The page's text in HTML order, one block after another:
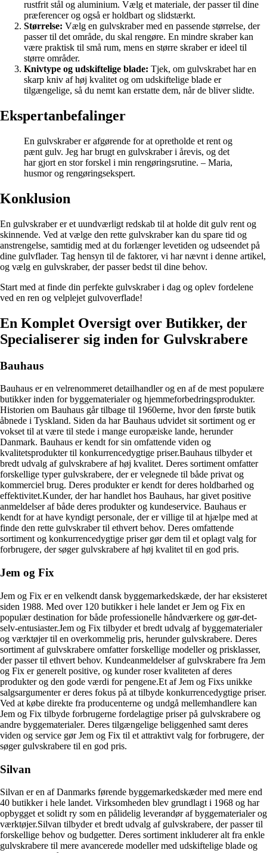
rustfrit stål og aluminium. Vælg et materiale, der passer til dine
præferencer og også er holdbart og slidstærkt.
Størrelse: Vælg en gulvskraber med en passende størrelse, der
passer til det område, du skal rengøre. En mindre skraber kan
være praktisk til små rum, mens en større skraber er ideel til
større områder.
Knivtype og udskiftelige blade: Tjek, om gulvskrabet har en
skarp kniv af høj kvalitet og om udskiftelige blade er
tilgængelige, så du nemt kan erstatte dem, når de bliver slidte.
Ekspertanbefalinger
En gulvskraber er afgørende for at opretholde et rent og
pænt gulv. Jeg har brugt en gulvskraber i årevis, og det
har gjort en stor forskel i min rengøringsrutine. – Maria,
husmor og rengøringsekspert.
Konklusion
En gulvskraber er et uundværligt redskab til at holde dit gulv rent og
skinnende. Ved at vælge den rette gulvskraber kan du spare tid og
anstrengelse, samtidig med at du forlænger levetiden og udseendet på
dine gulvflader. Tag hensyn til de faktorer, vi har nævnt i denne artikel,
og vælg en gulvskraber, der passer bedst til dine behov.
Start med at finde din perfekte gulvskraber i dag og oplev fordelene
ved en ren og velplejet gulvoverflade!
En Komplet Oversigt over Butikker, der
Specialiserer sig inden for Gulvskrabere
Bauhaus
Bauhaus er en velrenommeret detailhandler og en af de mest populære
butikker inden for byggematerialer og hjemmeforbedringsprodukter.
Historien om Bauhaus går tilbage til 1960erne, hvor den første butik
åbnede i Tyskland. Siden da har Bauhaus udvidet sit sortiment og er
vokset til at være til stede i mange europæiske lande, herunder
Danmark. Bauhaus er kendt for sin omfattende viden og
kvalitetsprodukter til konkurrencedygtige priser.Bauhaus tilbyder et
bredt udvalg af gulvskrabere af høj kvalitet. Deres sortiment omfatter
forskellige typer gulvskrabere, der er velegnede til både privat og
kommerciel brug. Deres produkter er kendt for deres holdbarhed og
effektivitet.Kunder, der har handlet hos Bauhaus, har givet positive
anmeldelser af både deres produkter og kundeservice. Bauhaus er
kendt for at have kyndigt personale, der er villige til at hjælpe med at
finde den rette gulvskraber til ethvert behov. Deres omfattende
sortiment og konkurrencedygtige priser gør dem til et oplagt valg for
forbrugere, der søger gulvskrabere af høj kvalitet til en god pris.
Jem og Fix
Jem og Fix er en velkendt dansk byggemarkedskæde, der har eksisteret
siden 1988. Med over 120 butikker i hele landet er Jem og Fix en
populær destination for både professionelle håndværkere og gør-det-
selv-entusiaster.Jem og Fix tilbyder et bredt udvalg af byggematerialer
og værktøjer til en overkommelig pris, herunder gulvskrabere. Deres
sortiment af gulvskrabere omfatter forskellige modeller og prisklasser,
der passer til ethvert behov. Kundeanmeldelser af gulvskrabere fra Jem
og Fix er generelt positive, og kunder roser kvaliteten af ​​deres
produkter og den gode værdi for pengene.Et af Jem og Fixs unikke
salgsargumenter er deres fokus på at tilbyde konkurrencedygtige priser.
Ved at købe direkte fra producenterne og undgå mellemhandlere kan
Jem og Fix tilbyde forbrugerne fordelagtige priser på gulvskrabere og
andre byggematerialer. Deres tilgængelige beliggenhed samt deres
viden og service gør Jem og Fix til et attraktivt valg for forbrugere, der
søger gulvskrabere til en god pris.
Silvan
Silvan er en af Danmarks førende byggemarkedskæder med mere end
40 butikker i hele landet. Virksomheden blev grundlagt i 1968 og har
opbygget et solidt ry som en pålidelig leverandør af byggematerialer og
værktøjer.Silvan tilbyder et bredt udvalg af gulvskrabere, der passer til
forskellige behov og budgetter. Deres sortiment inkluderer alt fra enkle
gulvskrabere til mere avancerede modeller med udskiftelige blade og